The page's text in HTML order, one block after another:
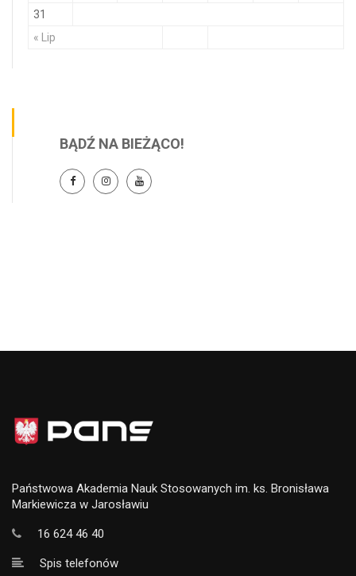
« Lip
31
BĄDŹ NA BIEŻĄCO!
Państwowa Akademia Nauk Stosowanych im. ks. Bronisława
Markiewicza w Jarosławiu
16 624 46 40
Spis telefonów